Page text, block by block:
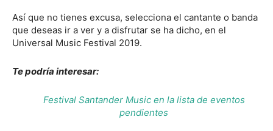
Así que no tienes excusa, selecciona el cantante o banda
que deseas ir a ver y a disfrutar se ha dicho, en el
Universal Music Festival 2019.
Te podría interesar:
Festival Santander Music en la lista de eventos
pendientes